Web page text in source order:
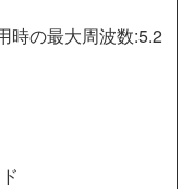
時の最大周波数:5.2